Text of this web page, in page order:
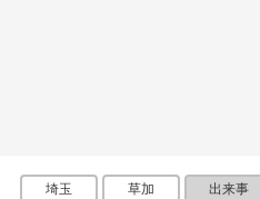
埼玉 草加 出来事